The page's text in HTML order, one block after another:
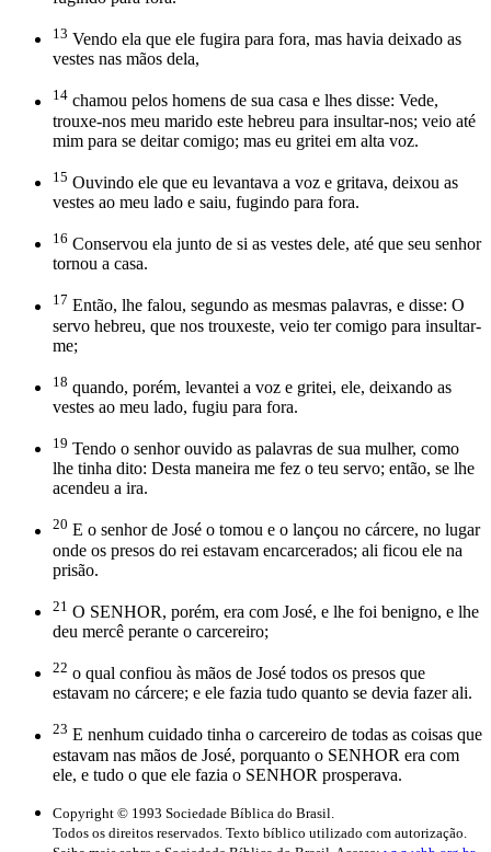
13 Vendo ela que ele fugira para fora, mas havia deixado as
vestes nas mãos dela,
14 chamou pelos homens de sua casa e lhes disse: Vede,
trouxe-nos meu marido este hebreu para insultar-nos; veio até
mim para se deitar comigo; mas eu gritei em alta voz.
15 Ouvindo ele que eu levantava a voz e gritava, deixou as
vestes ao meu lado e saiu, fugindo para fora.
16 Conservou ela junto de si as vestes dele, até que seu senhor
tornou a casa.
17 Então, lhe falou, segundo as mesmas palavras, e disse: O
servo hebreu, que nos trouxeste, veio ter comigo para insultar-
me;
18 quando, porém, levantei a voz e gritei, ele, deixando as
vestes ao meu lado, fugiu para fora.
19 Tendo o senhor ouvido as palavras de sua mulher, como
lhe tinha dito: Desta maneira me fez o teu servo; então, se lhe
acendeu a ira.
20 E o senhor de José o tomou e o lançou no cárcere, no lugar
onde os presos do rei estavam encarcerados; ali ficou ele na
prisão.
21 O SENHOR, porém, era com José, e lhe foi benigno, e lhe
deu mercê perante o carcereiro;
22 o qual confiou às mãos de José todos os presos que
estavam no cárcere; e ele fazia tudo quanto se devia fazer ali.
23 E nenhum cuidado tinha o carcereiro de todas as coisas que
estavam nas mãos de José, porquanto o SENHOR era com
ele, e tudo o que ele fazia o SENHOR prosperava.
Copyright © 1993 Sociedade Bíblica do Brasil.
Todos os direitos reservados. Texto bíblico utilizado com autorização.